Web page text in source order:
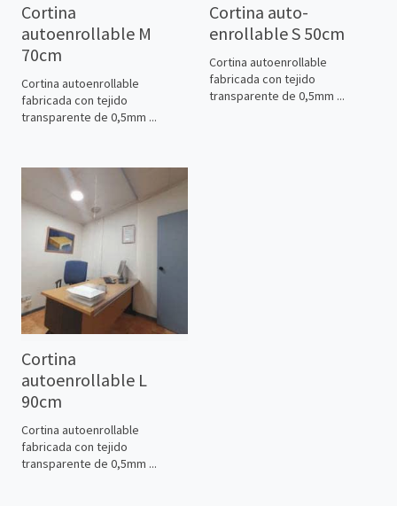
Cortina
autoenrollable M
70cm
Cortina autoenrollable
fabricada con tejido
transparente de 0,5mm ...
Cortina auto-
enrollable S 50cm
Cortina autoenrollable
fabricada con tejido
transparente de 0,5mm ...
Cortina
autoenrollable L
90cm
Cortina autoenrollable
fabricada con tejido
transparente de 0,5mm ...